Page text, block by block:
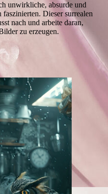
unwirkliche, absurde und
Dieser surrealen
nach und arbeite daran,
zu erzeugen.